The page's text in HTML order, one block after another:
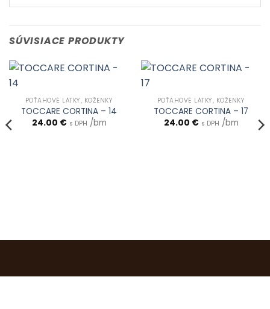
SÚVISIACE PRODUKTY
POŤAHOVÉ LÁTKY, KOŽENKY
TOCCARE CORTINA – 14
24.00 € s DPH /bm
POŤAHOVÉ LÁTKY, KOŽENKY
TOCCARE CORTINA – 17
24.00 € s DPH /bm